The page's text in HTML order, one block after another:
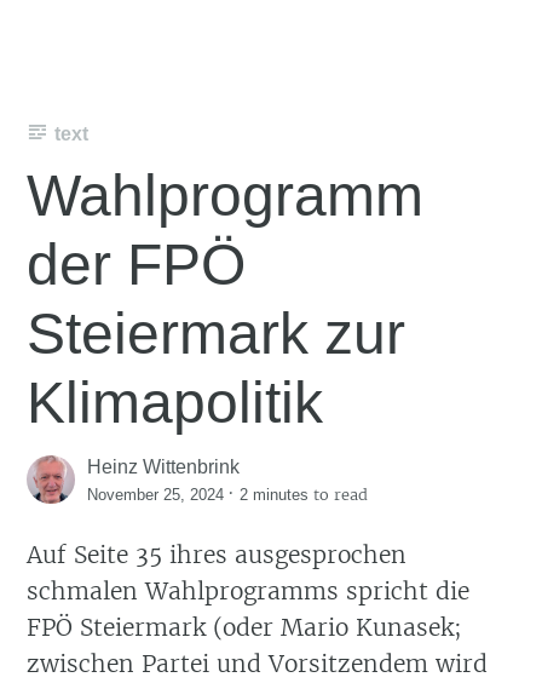
text
Wahlprogramm
der FPÖ
Steiermark zur
Klimapolitik
Heinz Wittenbrink
November 25, 2024 ·2 minutes to read
Auf Seite 35 ihres ausgesprochen
schmalen Wahlprogramms spricht die
FPÖ Steiermark (oder Mario Kunasek;
zwischen Partei und Vorsitzendem wird